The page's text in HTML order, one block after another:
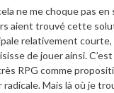
ne me choque pas en
aient trouvé cette
relativement courte,
de jouer ainsi. C’est
RPG comme
radicale. Mais là où je